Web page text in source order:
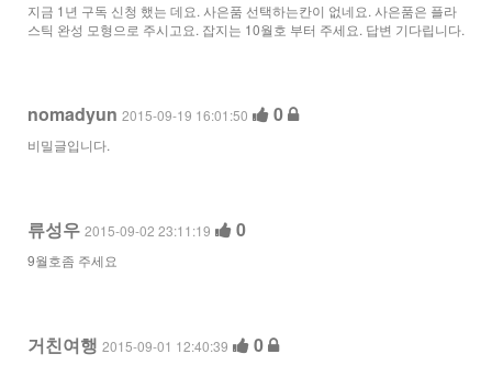
지금 1년 구독 신청 했는 데요. 사은품 선택하는칸이 없네요. 사은품은 플라
스틱 완성 모형으로 주시고요. 잡지는 10월호 부터 주세요. 답변 기다립니다.
nomadyun 2015-09-19 16:01:50 0
비밀글입니다.
류성우 2015-09-02 23:11:19 0
9월호좀 주세요
거친여행 2015-09-01 12:40:39 0